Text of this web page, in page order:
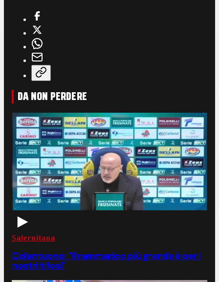
DA NON PERDERE
Salernitana
Colantuono: "Il rammarico più grande è per i
nostri tifosi"